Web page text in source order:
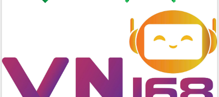
bền vững
Tập huấn nâng cao năng lực triển khai
chuyển đổi số cho cán bộ, công chức
cấp xã